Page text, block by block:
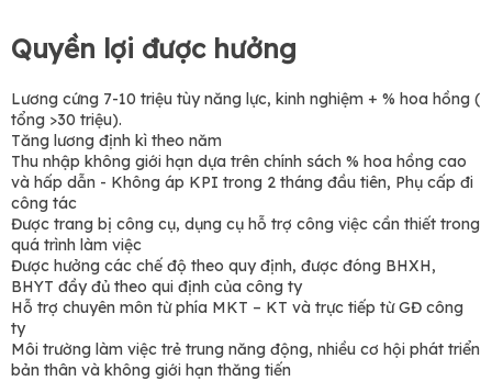
Quyền lợi được hưởng
Lương cứng 7-10 triệu tùy năng lực, kinh nghiệm + % hoa hồng (
tổng >30 triệu).
Tăng lương định kì theo năm
Thu nhập không giới hạn dựa trên chính sách % hoa hồng cao
và hấp dẫn - Không áp KPI trong 2 tháng đầu tiên, Phụ cấp đi
công tác
Được trang bị công cụ, dụng cụ hỗ trợ công việc cần thiết trong
quá trình làm việc
Được hưởng các chế độ theo quy định, được đóng BHXH,
BHYT đầy đủ theo qui định của công ty
Hỗ trợ chuyên môn từ phía MKT – KT và trực tiếp từ GĐ công
ty
Môi trường làm việc trẻ trung năng động, nhiều cơ hội phát triển
bản thân và không giới hạn thăng tiến